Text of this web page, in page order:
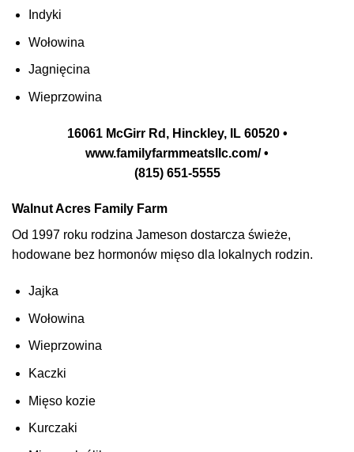
Indyki
Wołowina
Jagnięcina
Wieprzowina
16061 McGirr Rd, Hinckley, IL 60520 •
www.familyfarmmeatsllc.com/ •
(815) 651-5555
Walnut Acres Family Farm
Od 1997 roku rodzina Jameson dostarcza świeże,
hodowane bez hormonów mięso dla lokalnych rodzin.
Jajka
Wołowina
Wieprzowina
Kaczki
Mięso kozie
Kurczaki